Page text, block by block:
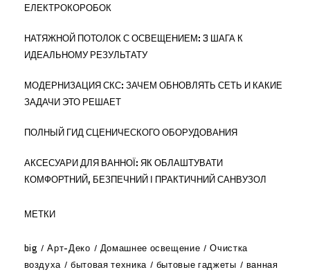
ЕЛЕКТРОКОРОБОК
НАТЯЖНОЙ ПОТОЛОК С ОСВЕЩЕНИЕМ: 3 ШАГА К
ИДЕАЛЬНОМУ РЕЗУЛЬТАТУ
МОДЕРНИЗАЦИЯ СКС: ЗАЧЕМ ОБНОВЛЯТЬ СЕТЬ И КАКИЕ
ЗАДАЧИ ЭТО РЕШАЕТ
ПОЛНЫЙ ГИД СЦЕНИЧЕСКОГО ОБОРУДОВАНИЯ
АКСЕСУАРИ ДЛЯ ВАННОЇ: ЯК ОБЛАШТУВАТИ
КОМФОРТНИЙ, БЕЗПЕЧНИЙ І ПРАКТИЧНИЙ САНВУЗОЛ
МЕТКИ
big Арт-Деко Домашнее освещение
Очистка
воздуха
бытовая техника бытовые гаджеты
ванная